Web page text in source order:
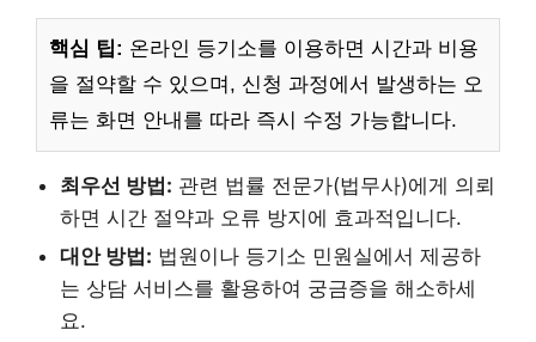
핵심 팁: 온라인 등기소를 이용하면 시간과 비용
을 절약할 수 있으며, 신청 과정에서 발생하는 오
류는 화면 안내를 따라 즉시 수정 가능합니다.
최우선 방법: 관련 법률 전문가(법무사)에게 의뢰
하면 시간 절약과 오류 방지에 효과적입니다.
대안 방법: 법원이나 등기소 민원실에서 제공하
는 상담 서비스를 활용하여 궁금증을 해소하세
요.